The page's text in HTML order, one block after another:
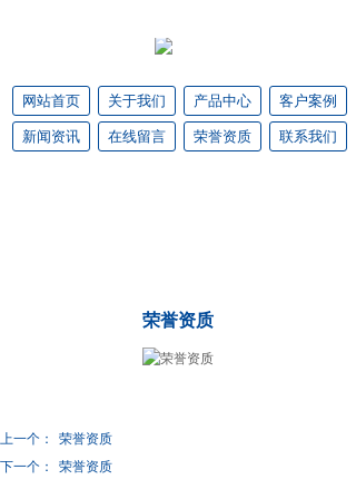
网站首页 关于我们 产品中心 客户案例
新闻资讯 在线留言 荣誉资质 联系我们
荣誉资质
上一个：
荣誉资质
下一个：
荣誉资质